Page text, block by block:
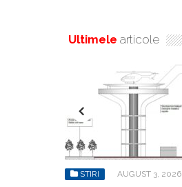
Ultimele articole
STIRI AUGUST 3, 2026